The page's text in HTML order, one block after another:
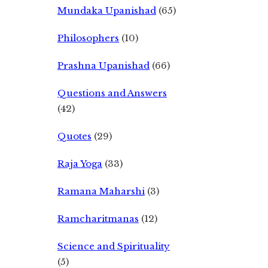
Mundaka Upanishad (65)
Philosophers (10)
Prashna Upanishad (66)
Questions and Answers
(42)
Quotes (29)
Raja Yoga (33)
Ramana Maharshi (3)
Ramcharitmanas (12)
Science and Spirituality
(5)